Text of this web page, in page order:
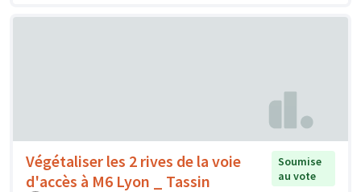
Végétaliser les 2 rives de la voie
d'accès à M6 Lyon _ Tassin
Soumise
au vote